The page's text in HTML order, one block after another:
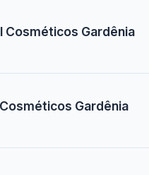
Cosméticos Gardênia
Gardênia